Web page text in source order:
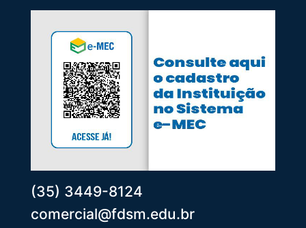
(35) 3449-8124
comercial@fdsm.edu.br